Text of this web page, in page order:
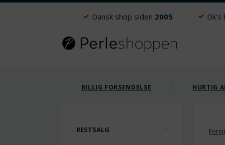
Dansk shop siden 2005
BILLIG FORSENDELSE HURTIG
RESTSALG